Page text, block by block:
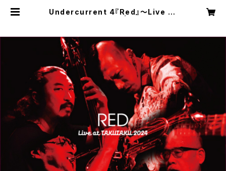
Undercurrent 4『Red』〜Live at